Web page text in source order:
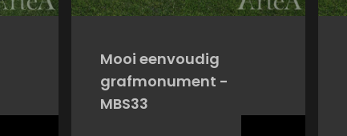
Mooi eenvoudig
grafmonument -
MBS33